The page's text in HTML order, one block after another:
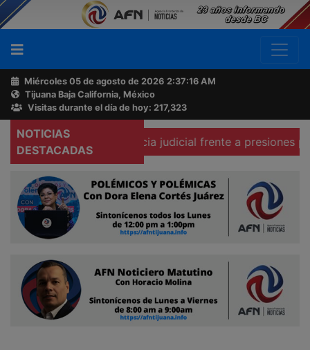
Miércoles 05 de agosto de 2026 2:37:17 AM
Tijuana Baja California, México
Visitas durante el día de hoy: 217,323
NOTICIAS
DESTACADAS
independencia judicial frente a presiones políticas
Buscador
Acerca
de
AFN
Ventas
Contacto
Reportero
Ciudadano